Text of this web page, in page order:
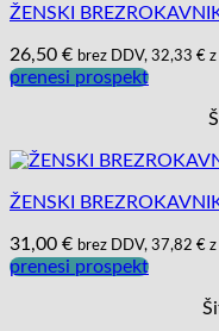
ŽENSKI
26,50 € brez DDV, 32,33 €
prenesi prospekt
ŽENSKI BREZROKAVNIK
31,00 € brez DDV, 37,82 €
prenesi prospekt